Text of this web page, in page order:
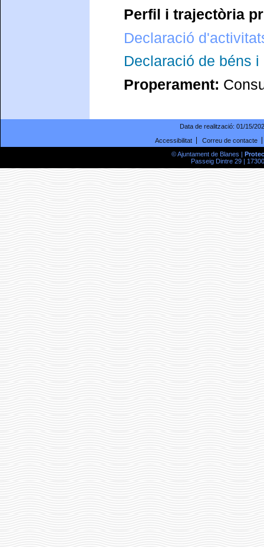
Perfil i trajectòria
Declaració
Declaració de béns
Properament:
Data de realització: 01/15/
Accessibilitat
Correu de contacte
© Ajuntament de Blanes |
Passeig Dintre 29 |